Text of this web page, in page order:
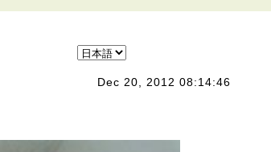
Dec 20, 2012 08:14:46